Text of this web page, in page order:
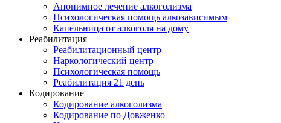
Анонимное лечение алкоголизма
Психологическая помощь алкозависимым
Капельница от алкоголя на дому
Реабилитация
Реабилитационный центр
Наркологический центр
Психологическая помощь
Реабилитация 21 день
Кодирование
Кодирование алкоголизма
Кодирование по Довженко